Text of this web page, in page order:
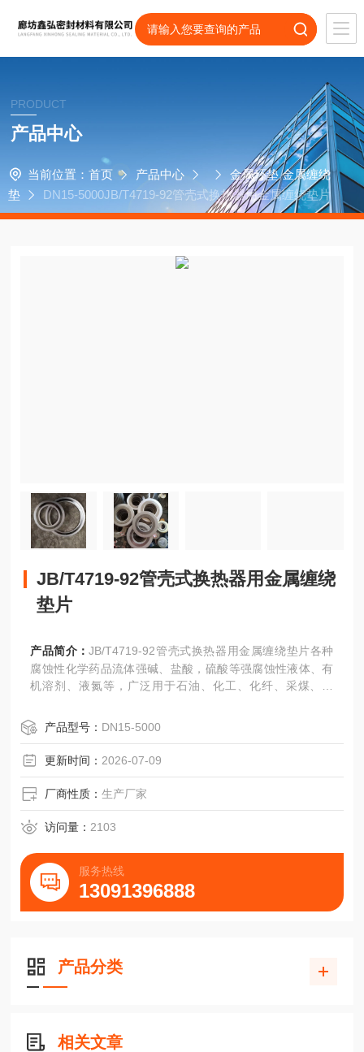
PRODUCT
产品中心
当前位置： 首页 产品中心
金属环垫 金属缠绕
垫
DN15-5000JB/T4719-92管壳式换热器用金属缠绕垫片
JB/T4719-92管壳式换热器用金属缠绕
垫片
产品简介：JB/T4719-92管壳式换热器用金属缠绕垫片各种
腐蚀性化学药品流体强碱、盐酸，硫酸等强腐蚀性液体、有
机溶剂、液氮等，广泛用于石油、化工、化纤、采煤、发
器、热交换器、冷凝器、发电机、空气压缩机、排气管、制
冷机等的密封。特点：技术参数：温度：-200℃-+850
产品型号： DN15-5000
更新时间： 2026-07-09
厂商性质：生产厂家
访问量： 2103
服务热线
13091396888
产品分类
相关文章